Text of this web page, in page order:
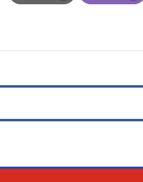
Email
Print